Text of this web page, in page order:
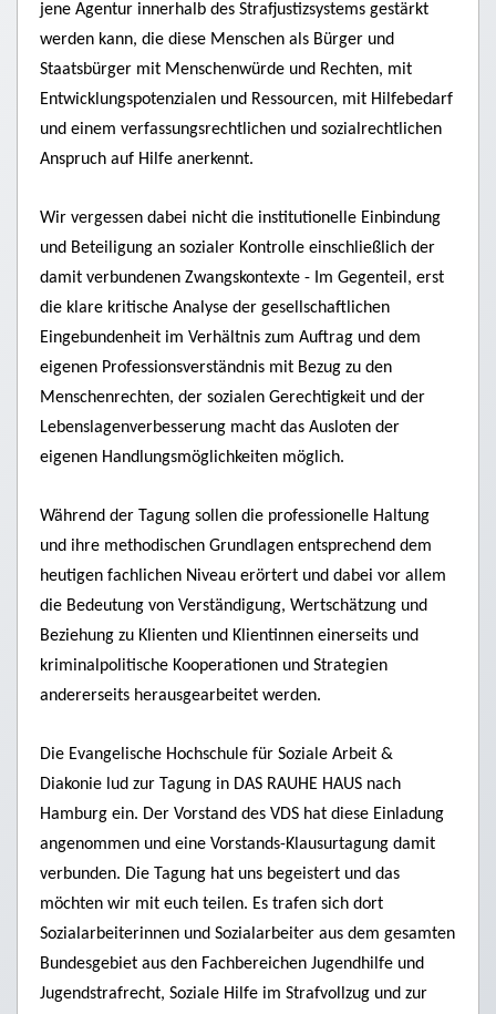
jene Agentur innerhalb des Strafjustizsystems gestärkt
werden kann, die diese Menschen als Bürger und
Staatsbürger mit Menschenwürde und Rechten, mit
Entwicklungspotenzialen und Ressourcen, mit Hilfebedarf
und einem verfassungsrechtlichen und sozialrechtlichen
Anspruch auf Hilfe anerkennt.
Wir vergessen dabei nicht die institutionelle Einbindung
und Beteiligung an sozialer Kontrolle einschließlich der
damit verbundenen Zwangskontexte - Im Gegenteil, erst
die klare kritische Analyse der gesellschaftlichen
Eingebundenheit im Verhältnis zum Auftrag und dem
eigenen Professionsverständnis mit Bezug zu den
Menschenrechten, der sozialen Gerechtigkeit und der
Lebenslagenverbesserung macht das Ausloten der
eigenen Handlungsmöglichkeiten möglich.
Während der Tagung sollen die professionelle Haltung
und ihre methodischen Grundlagen entsprechend dem
heutigen fachlichen Niveau erörtert und dabei vor allem
die Bedeutung von Verständigung, Wertschätzung und
Beziehung zu Klienten und Klientinnen einerseits und
kriminalpolitische Kooperationen und Strategien
andererseits herausgearbeitet werden.
Die Evangelische Hochschule für Soziale Arbeit &
Diakonie lud zur Tagung in DAS RAUHE HAUS nach
Hamburg ein. Der Vorstand des VDS hat diese Einladung
angenommen und eine Vorstands-Klausurtagung damit
verbunden. Die Tagung hat uns begeistert und das
möchten wir mit euch teilen. Es trafen sich dort
Sozialarbeiterinnen und Sozialarbeiter aus dem gesamten
Bundesgebiet aus den Fachbereichen Jugendhilfe und
Jugendstrafrecht, Soziale Hilfe im Strafvollzug und zur